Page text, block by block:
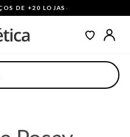
DE +20 LOJAS ·